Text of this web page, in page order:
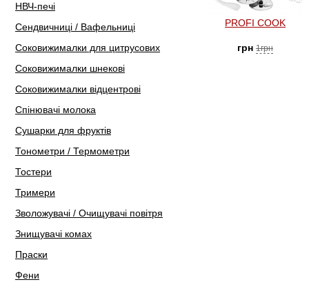
НВЧ-печі
Сендвичниці / Вафельниці
Соковижималки для цитрусових
Соковижималки шнекові
Соковижималки відцентрові
Спінювачі молока
Сушарки для фруктів
Тонометри / Термометри
Тостери
Тримери
Зволожувачі / Очищувачі повітря
Знищувачі комах
Праски
Фени
PROFI COOK
грн 1грн